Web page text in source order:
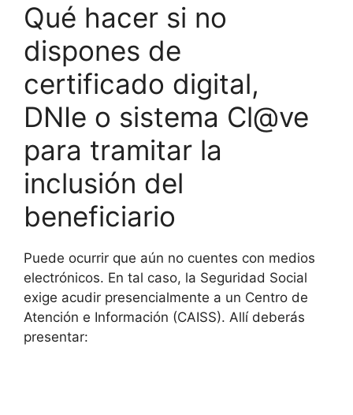
Qué hacer si no
dispones de
certificado digital,
DNIe o sistema Cl@ve
para tramitar la
inclusión del
beneficiario
Puede ocurrir que aún no cuentes con medios
electrónicos. En tal caso, la Seguridad Social
exige acudir presencialmente a un Centro de
Atención e Información (CAISS). Allí deberás
presentar: